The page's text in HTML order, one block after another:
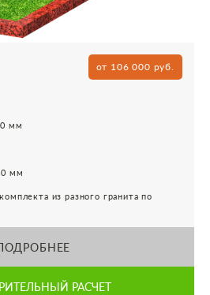
от 106 000 руб.
мм
мм
из разного гранита по
РАСЧЕТ